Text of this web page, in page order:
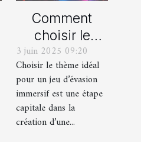
Comment
choisir le
thème parfait
pour votre
prochain jeu
d'évasion
immersif
3 juin 2025 09:20
Choisir le thème idéal
pour un jeu d’évasion
immersif est une étape
capitale dans la
création d’une...